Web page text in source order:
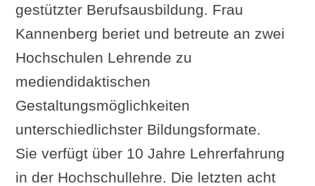
gestützter Berufsausbildung. Frau
Kannenberg beriet und betreute an zwei
Hochschulen Lehrende zu
mediendidaktischen
Gestaltungsmöglichkeiten
unterschiedlichster Bildungsformate.
Sie verfügt über 10 Jahre Lehrerfahrung
in der Hochschullehre. Die letzten acht